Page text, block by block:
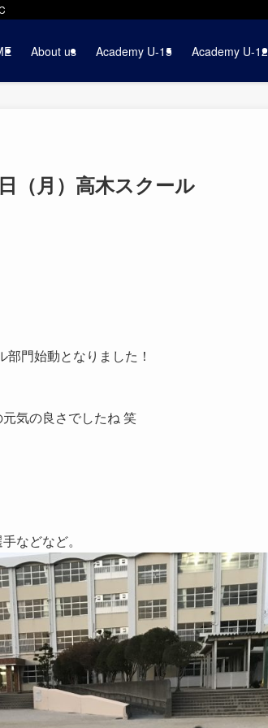
About us Academy U-15 Academy U-12
（月）高木スクール
門始動となりました！
気の良さでしたね 笑
などなど。